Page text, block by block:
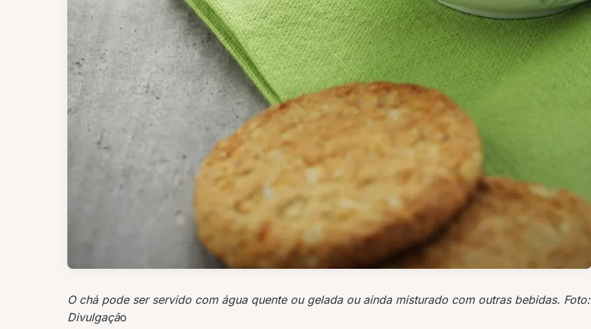
O chá pode ser servido com água quente ou gelada ou ainda misturado com outras bebidas. Foto:
Divulgação